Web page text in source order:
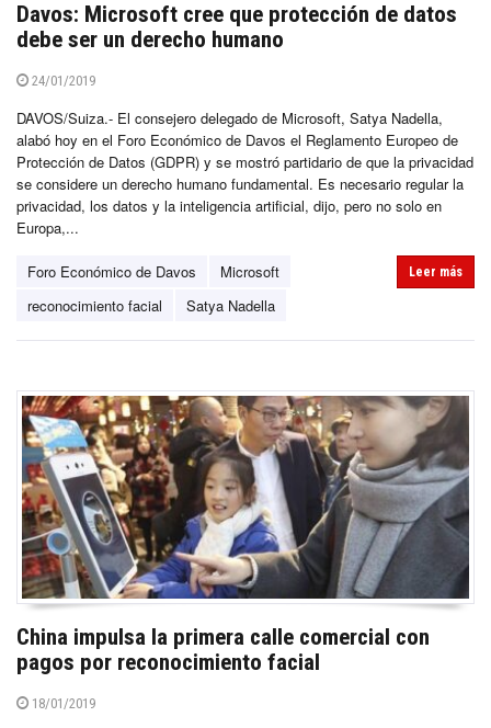
Davos: Microsoft cree que protección de datos
debe ser un derecho humano
24/01/2019
DAVOS/Suiza.- El consejero delegado de Microsoft, Satya Nadella,
alabó hoy en el Foro Económico de Davos el Reglamento Europeo de
Protección de Datos (GDPR) y se mostró partidario de que la privacidad
se considere un derecho humano fundamental. Es necesario regular la
privacidad, los datos y la inteligencia artificial, dijo, pero no solo en
Europa,...
Foro Económico de Davos
Microsoft
reconocimiento facial
Satya Nadella
Leer más
China impulsa la primera calle comercial con
pagos por reconocimiento facial
18/01/2019